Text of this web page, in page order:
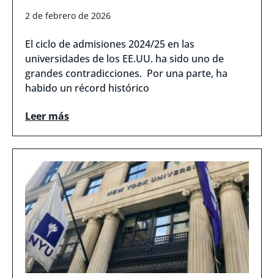
2 de febrero de 2026
El ciclo de admisiones 2024/25 en las
universidades de los EE.UU. ha sido uno de
grandes contradicciones. Por una parte, ha
habido un récord histórico
Leer más